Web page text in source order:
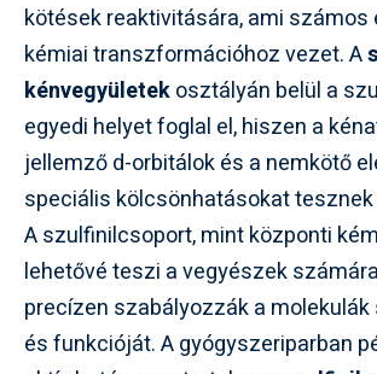
kötések reaktivitására, ami számos
kémiai transzformációhoz vezet. A
kénvegyületekosztályán belül a
egyedi helyet foglal el, hiszen a
jellemző d-orbitálok és a nemkötő
speciális kölcsönhatásokat
A szulfinilcsoport, mint központi
lehetővé teszi a vegyészek
precízen szabályozzák a
és funkcióját. A gyógyszeriparban